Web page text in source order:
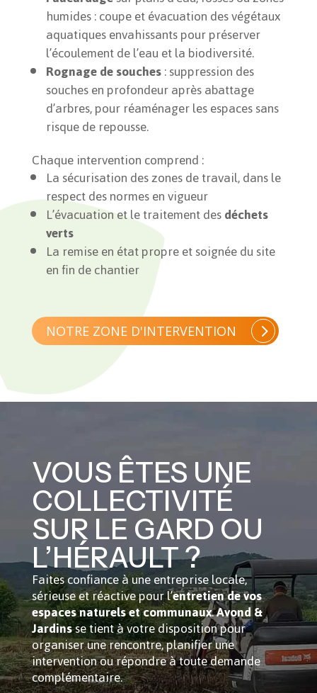
humides : coupe et évacuation des végétaux
aquatiques envahissants pour préserver
l’écoulement de l’eau et la biodiversité.
Rognage de souches: suppression des
souches en profondeur après abattage
d’arbres, pour réaménager les espaces sans
risque de repousse.
Chaque intervention comprend :
La sécurisation des zones de travail, dans le
respect des normes en vigueur
L’évacuation et le traitement desdéchets
verts
La remise en état propre et soignée du site
en fin de chantier
NOTRE ZONE D'INTERVENTION
VOUS ÊTES UNE
COLLECTIVITÉ
SUR LE GARD OU
L’HÉRAULT ?
Faites confiance à une entreprise locale,
sérieuse et réactive pour l’entretien de vos
espaces naturels et communaux.Avond &
Jardinsse tient à votre disposition pour
organiser une rencontre, planifier une
intervention ou répondre à toute demande
complémentaire.